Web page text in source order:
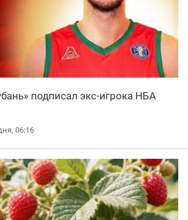
подписал экс-игрока НБА
06:16